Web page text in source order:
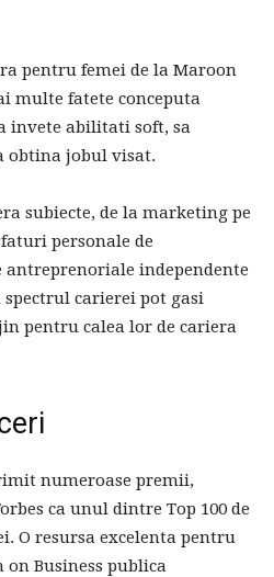
pentru femei de la Maroon
multe fatete conceputa
invete abilitati soft, sa
obtina jobul visat.
subiecte, de la marketing pe
personale de
independente
carierei pot gasi
pentru calea lor de cariera
numeroase premii,
ca unul dintre Top 100 de
O resursa excelenta pentru
on Business publica